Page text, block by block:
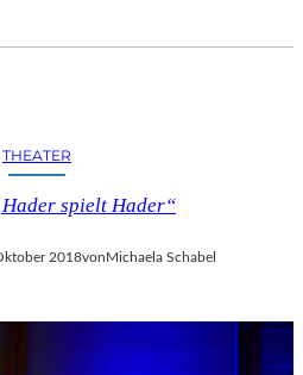
THEATER
spielt Hader“
2018vonMichaela Schabel